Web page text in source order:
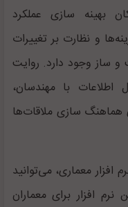
بهینه سازی عملکرد
و نظارت بر تغییرات
ساز وجود دارد. روایت
اطلاعات با مهندسان،
هماهنگ سازی ملاقات‌ها
افزار معماری، می‌توانید
افزار برای معماران